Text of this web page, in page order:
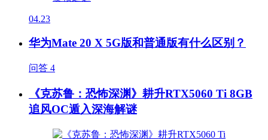
04.23
华为Mate 20 X 5G版和普通版有什么区别？
问答 4
《克苏鲁：恐怖深渊》耕升RTX5060 Ti 8GB
追风OC遁入深海解谜